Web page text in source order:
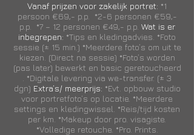
Vanaf prijzen voor zakelijk portret: *1
persoon €69,- p.p. *2-6 personen €59,-
p.p. *7 – 12 personen €49,- p.p. Wat is er
inbegrepen: *Tips en kledingadvies. *Foto
sessie (± 15 min.) *Meerdere foto’s om uit te
kiezen. (Direct na sessie) *Foto’s worden
(pas later) bewerkt en basic geretoucheerd
. *Digitale levering via we-transfer. (± 3
dgn) Extra’s/ meerprijs: *Evt. opbouw studio
voor portretfoto’s op locatie. *Meerdere
settings en kledingwissel. *Reis/tijd kosten
per km. *Makeup door pro. visagiste.
*Volledige retouche. *Pro. Prints.